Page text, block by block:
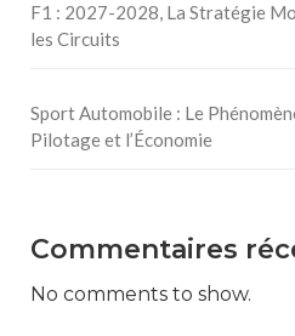
F1 : 2027-2028, La Stratégie
les Circuits
Sport Automobile : Le
Pilotage et l’Économie
Commentaires
No comments to show.